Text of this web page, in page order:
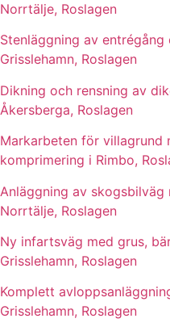
Norrtälje, Roslagen
Stenläggning av
Grisslehamn, Roslagen
Dikning och rensning av
Åkersberga, Roslagen
Markarbeten för villagrund
komprimering i Rimbo,
Anläggning av
Norrtälje, Roslagen
Ny infartsväg med grus,
Grisslehamn, Roslagen
Komplett
Grisslehamn, Roslagen